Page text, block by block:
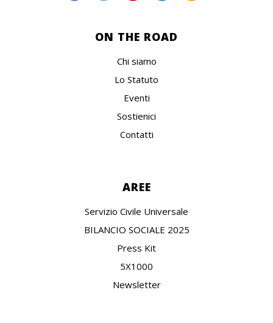
ON THE ROAD
Chi siamo
Lo Statuto
Eventi
Sostienici
Contatti
AREE
Servizio Civile Universale
BILANCIO SOCIALE 2025
Press Kit
5X1000
Newsletter